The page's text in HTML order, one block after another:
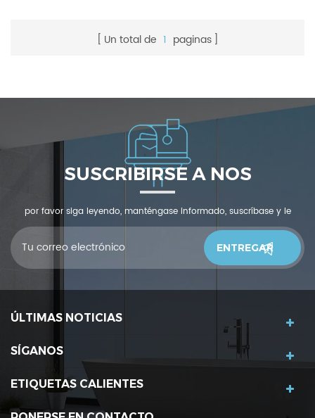
Un total de 1 paginas
SUSCRIBIRSE A NOS
por favor siga leyendo, manténgase informado, suscríbase y le
invitamos a que nos cuente qué piensas.
ÚLTIMAS NOTICIAS
SÍGANOS
ETIQUETAS CALIENTES